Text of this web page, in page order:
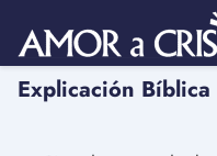
Explicación